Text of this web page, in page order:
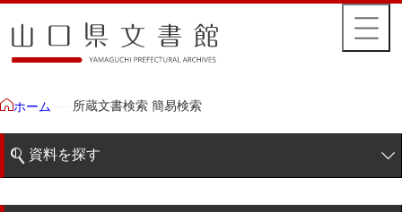
ホーム 所蔵文書検索 簡易検索
資料を探す